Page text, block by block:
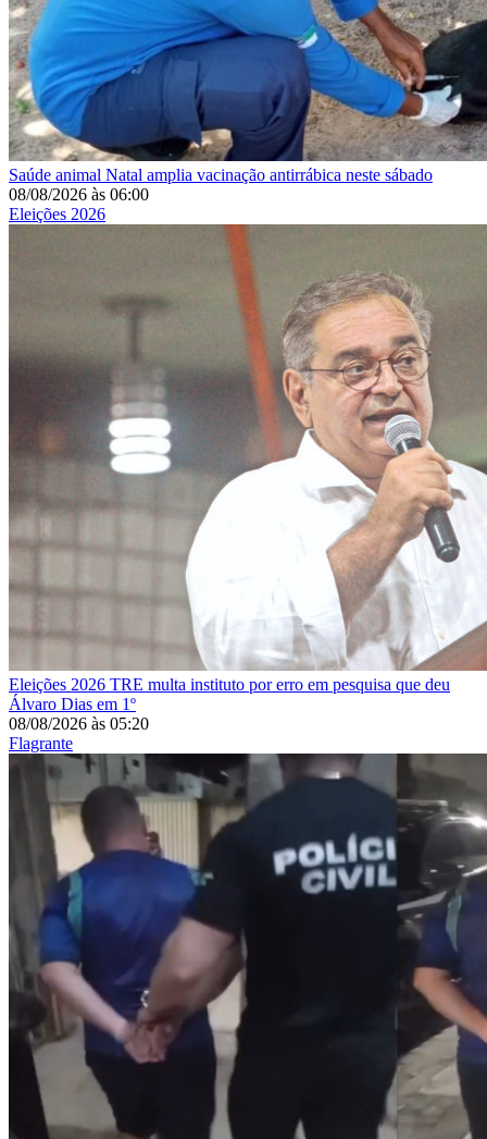
Saúde animal Natal amplia vacinação antirrábica neste sábado
08/08/2026 às 06:00
Eleições 2026
Eleições 2026 TRE multa instituto por erro em pesquisa que deu
Álvaro Dias em 1º
08/08/2026 às 05:20
Flagrante